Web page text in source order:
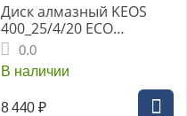
Диск алмазный KEOS
400_25/4/20 ECO
сегментный бетон
0.0
В наличии
8 440 ₽